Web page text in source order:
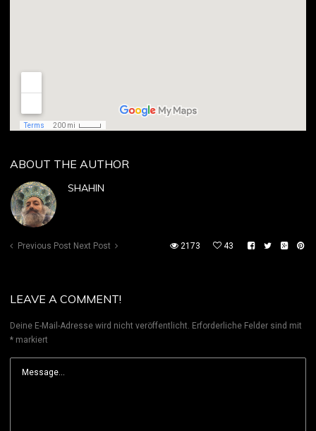
ABOUT THE AUTHOR
SHAHIN
Previous Post Next Post 2173 43
LEAVE A COMMENT!
Deine E-Mail-Adresse wird nicht veröffentlicht. Erforderliche Felder sind mit
* markiert